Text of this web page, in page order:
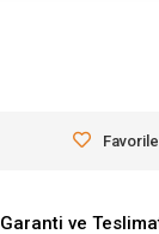
Garanti ve